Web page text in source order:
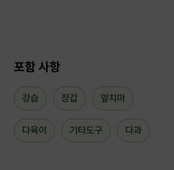
꾸준한 사랑을 받았기 때문에 많은
포함 사항
강습 장갑 앞치마
다육이 기타도구 다과